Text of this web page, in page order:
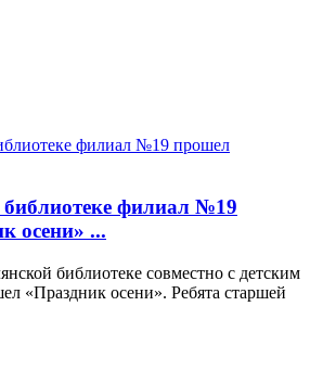
филиал №19
осени» ...
библиотеке совместно с детским
«Праздник осени». Ребята старшей